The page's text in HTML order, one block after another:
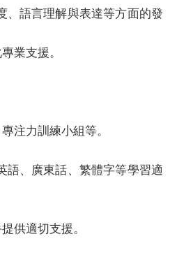
、語言理解與表達等方面的發
業支援。
注力訓練小組等。
語、廣東話、繁體字等學習適
供適切支援。